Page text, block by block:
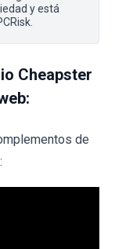
y está
Cheapster
de